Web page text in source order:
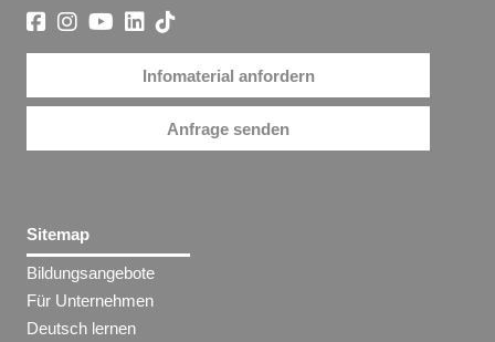
Infomaterial anfordern
Anfrage senden
Sitemap
Bildungsangebote
Für Unternehmen
Deutsch lernen